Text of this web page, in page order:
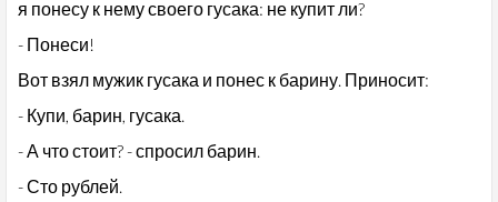
я понесу к нему своего гусака: не купит ли?
- Понеси!
Вот взял мужик гусака и понес к барину. Приносит:
- Купи, барин, гусака.
- А что стоит? - спросил барин.
- Сто рублей.